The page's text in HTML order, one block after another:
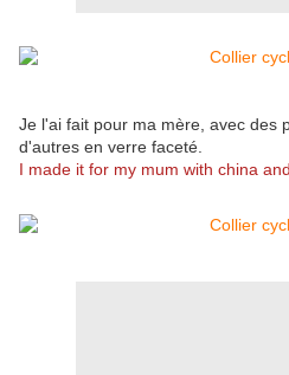
Je l'ai fait pour ma mère, avec des
d'autres en verre faceté.
I made it for my mum with china